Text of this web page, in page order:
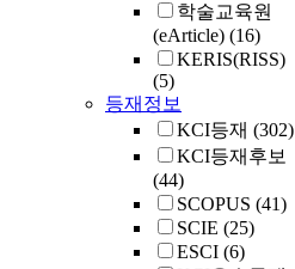
학술교육원
(eArticle) (16)
KERIS(RISS)
(5)
등재정보
KCI등재 (302)
KCI등재후보
(44)
SCOPUS (41)
SCIE (25)
ESCI (6)